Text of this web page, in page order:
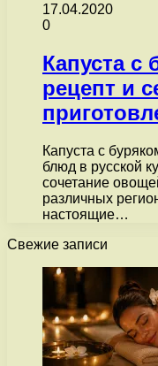
17.04.2020
0
Капуста с
рецепт и
Капуста с
блюд в русской
сочетание
различных
настоящие…
Свежие записи